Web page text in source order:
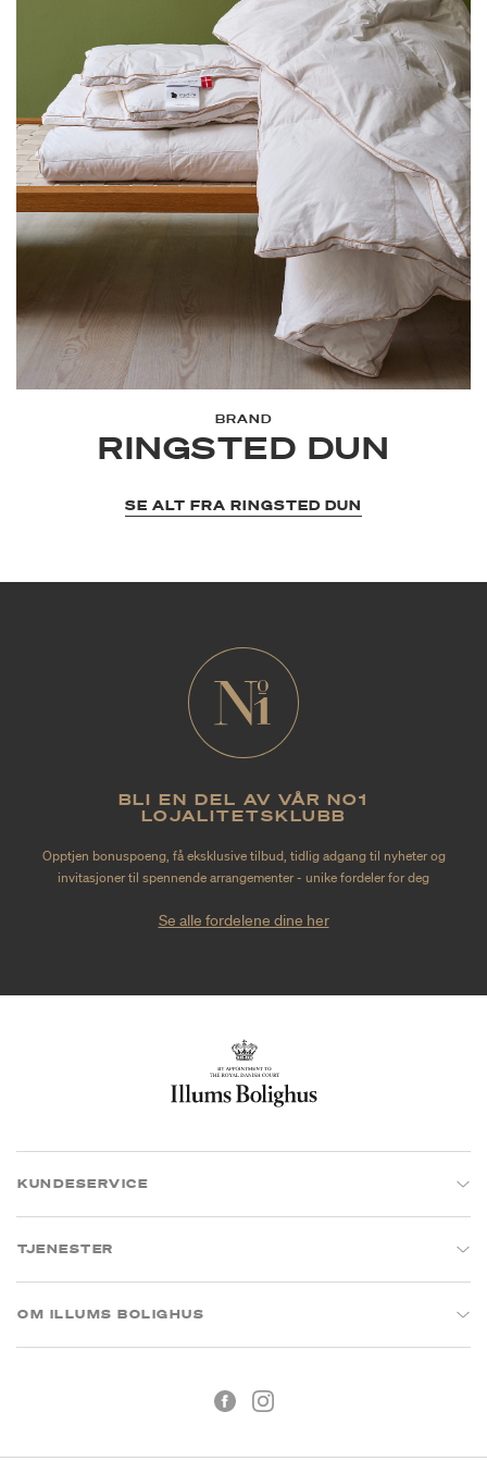
BRAND
RINGSTED DUN
SE ALT FRA RINGSTED DUN
BLI EN DEL AV VÅR NO1
LOJALITETSKLUBB
Opptjen bonuspoeng, få eksklusive tilbud, tidlig adgang til nyheter og
invitasjoner til spennende arrangementer - unike fordeler for deg
Se alle fordelene dine her
KUNDESERVICE
TJENESTER
OM ILLUMS BOLIGHUS